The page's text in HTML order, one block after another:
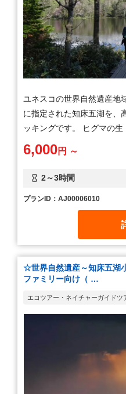
ユネスコの世界自然遺産地
に指定された知床五湖を、
ッキングです。 ヒグマの生
2～3時間
6,000円 ～
プランID：AJ00006010
☆世界自然遺産～知床五湖
ファミリー向け（ …
エコツアー・ネイチャーガイドツ
ウォーキング・ハイキング・トレ